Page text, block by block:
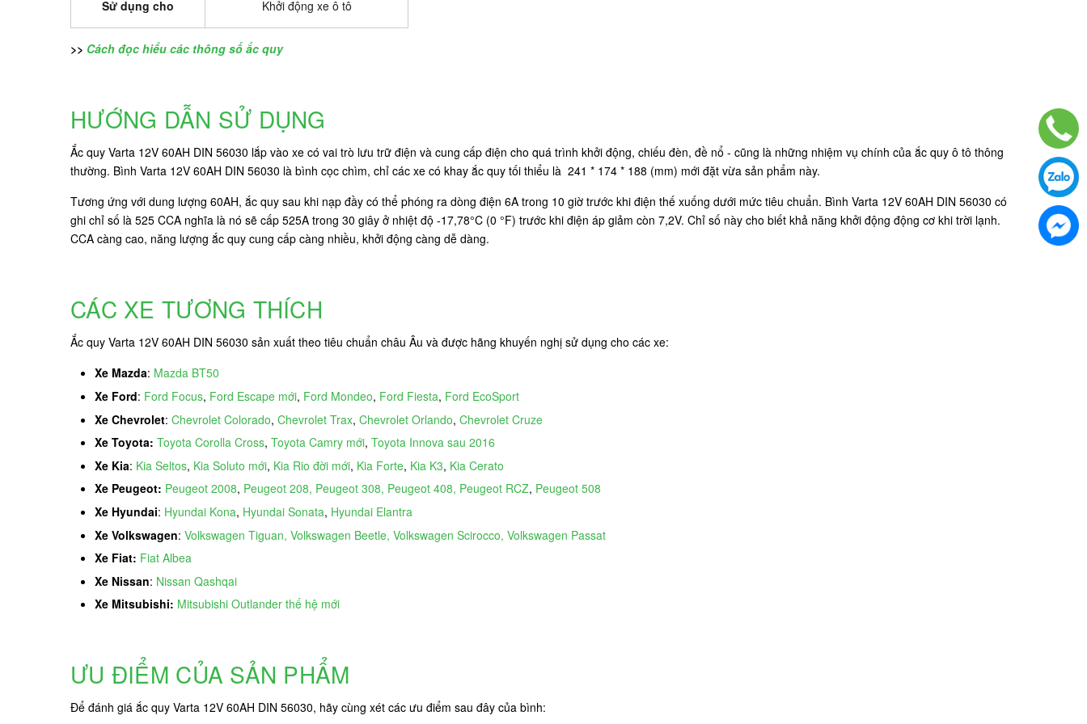
Sử dụng cho Khởi động xe ô tô
>> Cách đọc hiểu các thông số ắc quy
HƯỚNG DẪN SỬ DỤNG
Ắc quy Varta 12V 60AH DIN 56030 lắp vào xe có vai trò lưu trữ điện và cung cấp điện cho quá trình khởi động, chiếu đèn, đề nổ - cũng là những nhiệm vụ chính của ắc quy ô tô thông
thường. Bình Varta 12V 60AH DIN 56030 là bình cọc chìm, chỉ các xe có khay ắc quy tối thiểu là 241 * 174 * 188 (mm) mới đặt vừa sản phẩm này.
Tương ứng với dung lượng 60AH, ắc quy sau khi nạp đầy có thể phóng ra dòng điện 6A trong 10 giờ trước khi điện thế xuống dưới mức tiêu chuẩn. Bình Varta 12V 60AH DIN 56030 có
ghi chỉ số là 525 CCA nghĩa là nó sẽ cấp 525A trong 30 giây ở nhiệt độ -17,78°C (0 °F) trước khi điện áp giảm còn 7,2V. Chỉ số này cho biết khả năng khởi động động cơ khi trời lạnh.
CCA càng cao, năng lượng ắc quy cung cấp càng nhiều, khởi động càng dễ dàng.
CÁC XE TƯƠNG THÍCH
Ắc quy Varta 12V 60AH DIN 56030 sản xuất theo tiêu chuẩn châu Âu và được hãng khuyến nghị sử dụng cho các xe:
Xe Mazda: Mazda BT50
Xe Ford: Ford Focus, Ford Escape mới, Ford Mondeo, Ford Fiesta, Ford EcoSport
Xe Chevrolet: Chevrolet Colorado, Chevrolet Trax, Chevrolet Orlando, Chevrolet Cruze
Xe Toyota: Toyota Corolla Cross, Toyota Camry mới, Toyota Innova sau 2016
Xe Kia: Kia Seltos, Kia Soluto mới, Kia Rio đời mới, Kia Forte, Kia K3, Kia Cerato
Xe Peugeot: Peugeot 2008, Peugeot 208, Peugeot 308, Peugeot 408, Peugeot RCZ, Peugeot 508
Xe Hyundai: Hyundai Kona, Hyundai Sonata, Hyundai Elantra
Xe Volkswagen: Volkswagen Tiguan, Volkswagen Beetle, Volkswagen Scirocco, Volkswagen Passat
Xe Fiat: Fiat Albea
Xe Nissan: Nissan Qashqai
Xe Mitsubishi: Mitsubishi Outlander thế hệ mới
ƯU ĐIỂM CỦA SẢN PHẨM
Để đánh giá ắc quy Varta 12V 60AH DIN 56030, hãy cùng xét các ưu điểm sau đây của bình: